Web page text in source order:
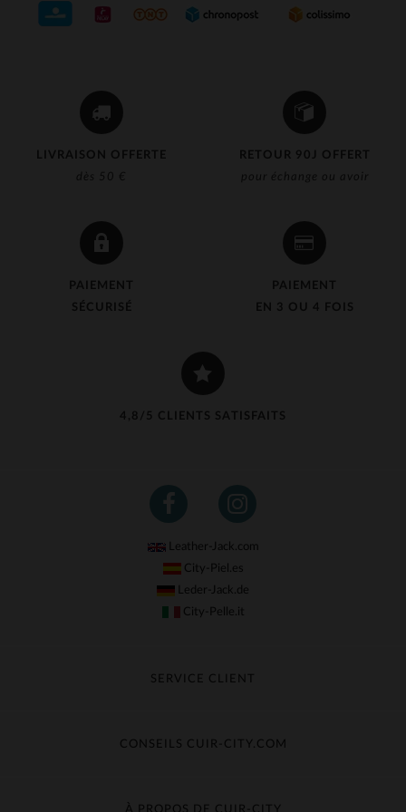
LIVRAISON OFFERTE
dès 50 €
RETOUR 90J OFFERT
pour échange ou avoir
PAIEMENT
SÉCURISÉ
PAIEMENT
EN 3 OU 4 FOIS
4,8/5 CLIENTS SATISFAITS
Leather-Jack.com
City-Piel.es
Leder-Jack.de
City-Pelle.it
SERVICE CLIENT
Échange & Remboursement
Contacter le service client
CONSEILS CUIR-CITY.COM
Guide des matières